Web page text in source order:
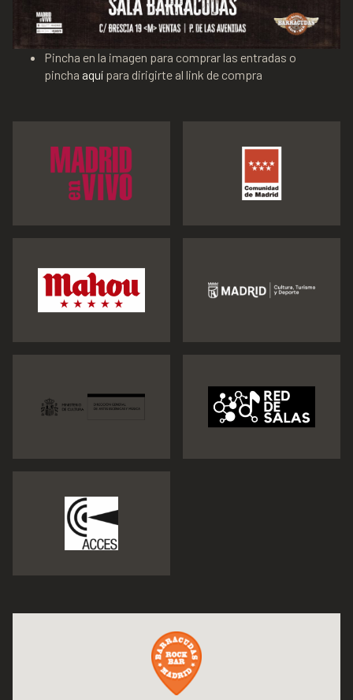
Pincha en la imagen para comprar las entradas o
pincha aquí para dirigirte al link de compra